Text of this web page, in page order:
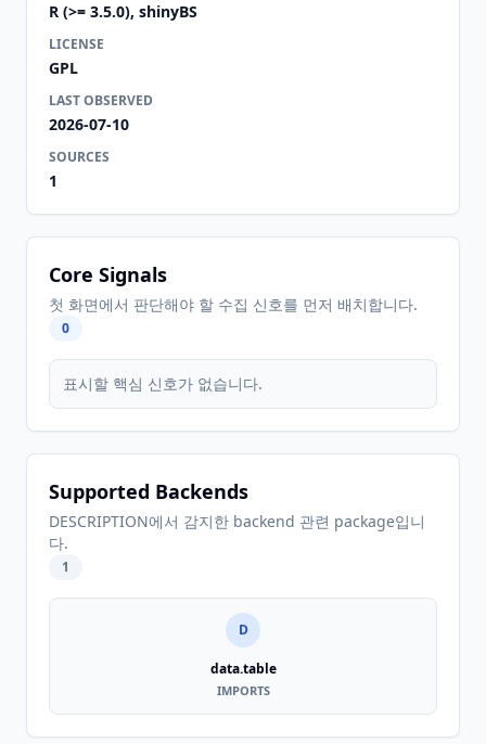
R (>= 3.5.0), shinyBS
LICENSE
GPL
LAST OBSERVED
2026-07-10
SOURCES
1
Core Signals
첫 화면에서 판단해야 할 수집 신호를 먼저 배치합니다.
0
표시할 핵심 신호가 없습니다.
Supported Backends
DESCRIPTION에서 감지한 backend 관련 package입니
다.
1
D
data.table
IMPORTS